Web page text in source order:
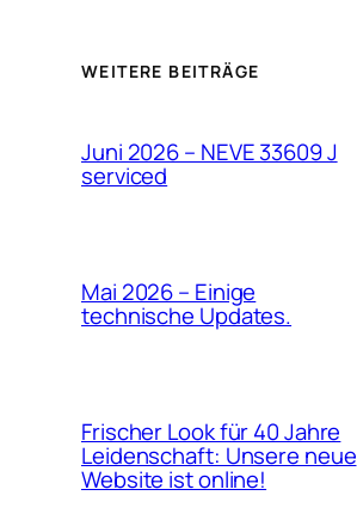
WEITERE BEITRÄGE
Juni 2026 – NEVE 33609 J
serviced
Mai 2026 – Einige
technische Updates.
Frischer Look für 40 Jahre
Leidenschaft: Unsere neue
Website ist online!